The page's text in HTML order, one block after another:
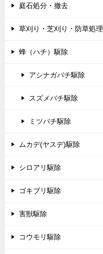
庭石処分・撤去
草刈り・芝刈り・防草処理
蜂（ハチ）駆除
アシナガバチ駆除
スズメバチ駆除
ミツバチ駆除
ムカデ(ヤスデ)駆除
シロアリ駆除
ゴキブリ駆除
害獣駆除
コウモリ駆除